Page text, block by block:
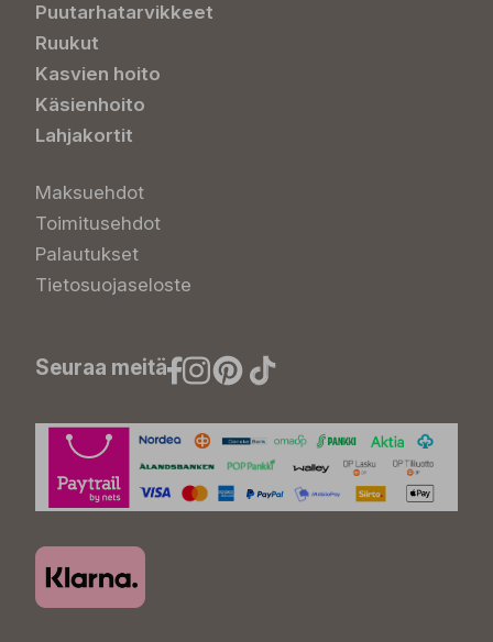
Puutarhatarvikkeet
Ruukut
Kasvien hoito
Käsienhoito
Lahjakortit
Maksuehdot
Toimitusehdot
Palautukset
Tietosuojaseloste
Seuraa meitä